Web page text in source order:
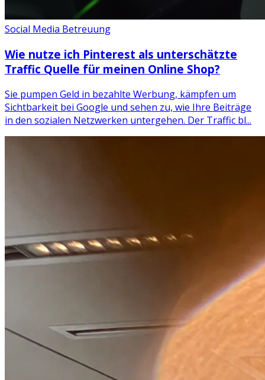
Social Media Betreuung
Wie nutze ich Pinterest als unterschätzte
Traffic Quelle für meinen Online Shop?
Sie pumpen Geld in bezahlte Werbung, kämpfen um
Sichtbarkeit bei Google und sehen zu, wie Ihre Beiträge
in den sozialen Netzwerken untergehen. Der Traffic bl...